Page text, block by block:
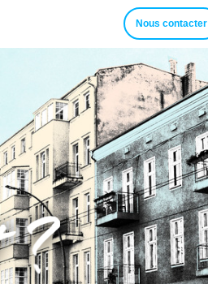
Nous contacter